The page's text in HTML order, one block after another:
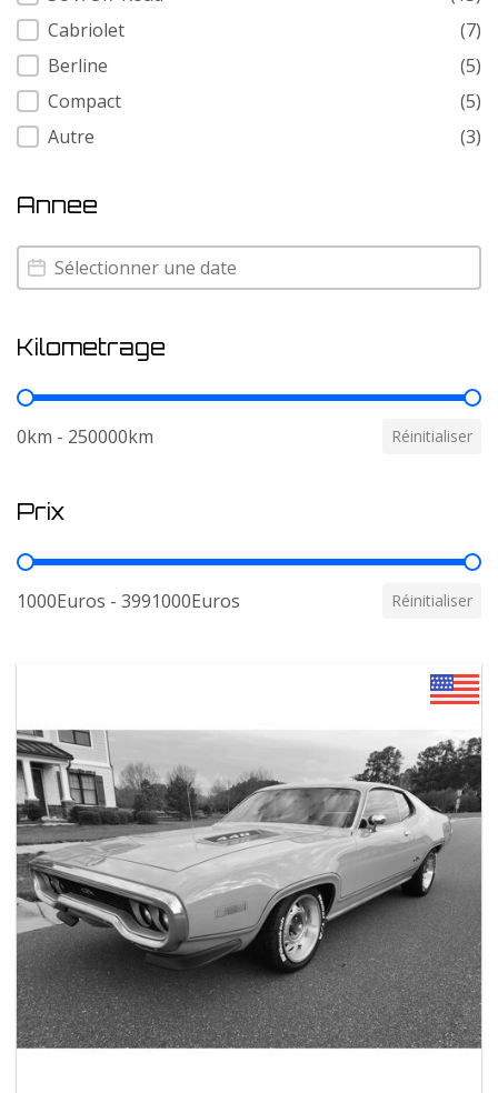
Cabriolet
(7)
Berline
(5)
Compact
(5)
Autre
(3)
Annee
Annee
Annee
Kilometrage
Kilometrage
0km - 250000km Réinitialiser
Prix
Prix
1000Euros - 3991000Euros Réinitialiser